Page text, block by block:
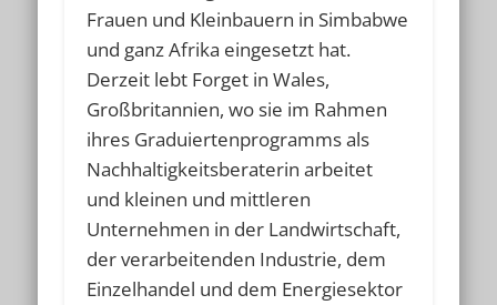
Frauen und Kleinbauern in Simbabwe
und ganz Afrika eingesetzt hat.
Derzeit lebt Forget in Wales,
Großbritannien, wo sie im Rahmen
ihres Graduiertenprogramms als
Nachhaltigkeitsberaterin arbeitet
und kleinen und mittleren
Unternehmen in der Landwirtschaft,
der verarbeitenden Industrie, dem
Einzelhandel und dem Energiesektor